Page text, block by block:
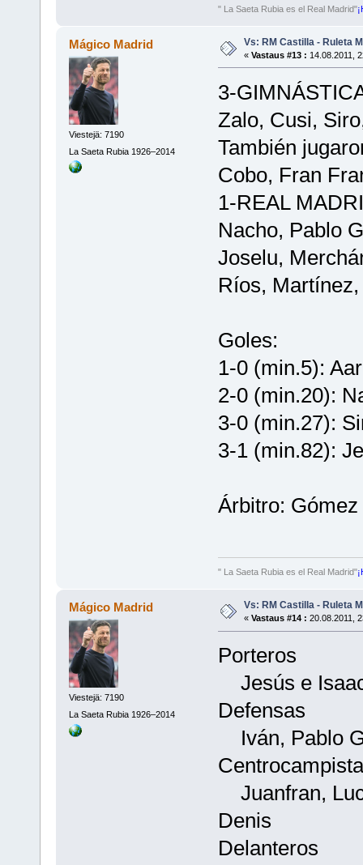
" La Saeta Rubia es el Real Madrid"
Mágico Madrid
Viestejä: 7190
La Saeta Rubia 1926–2014
Vs: RM Castilla - Ruleta
« Vastaus #13 : 14.08.2011,
3-
Zalo, Cusi,
También
Cobo, Fran
1-REAL
Nacho, Pablo
Joselu,
Ríos,
Goles:
1-0 (min.5):
2-0 (min.20):
3-0 (min.27):
3-1 (min.82):
Árbitro:
" La Saeta Rubia es el Real Madrid"
Mágico Madrid
Viestejä: 7190
La Saeta Rubia 1926–2014
Vs: RM Castilla - Ruleta
« Vastaus #14 : 20.08.2011,
Porteros
Jesús e
Defensas
Iván, Pablo
Juanfran,
Denis
Delanteros